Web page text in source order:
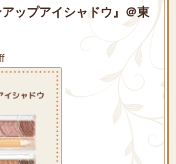
ップアイシャドウ』＠東